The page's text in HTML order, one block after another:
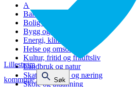
Lillestrøm
kommune
Søk
Avfall og gjenvinning
Barnehage
Bolig og sosiale tjenester
Bygg og eiendom
Energi, klima og miljø
Helse og omsorg
Kultur, fritid og friluftsliv
Landbruk og natur
Skatt, bevilling og næring
Skole og utdanning